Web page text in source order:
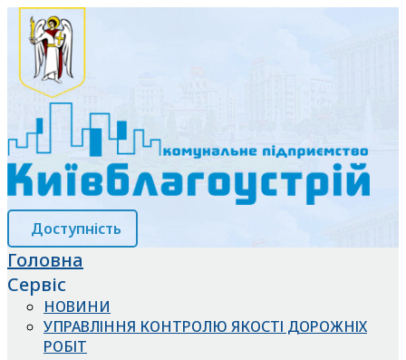
Доступність
Головна
Сервіс
НОВИНИ
УПРАВЛІННЯ КОНТРОЛЮ ЯКОСТІ ДОРОЖНІХ
РОБІТ